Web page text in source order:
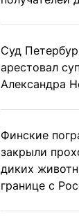
Суд
арестовал
Александра
Финские
закрыли
диких
границе с